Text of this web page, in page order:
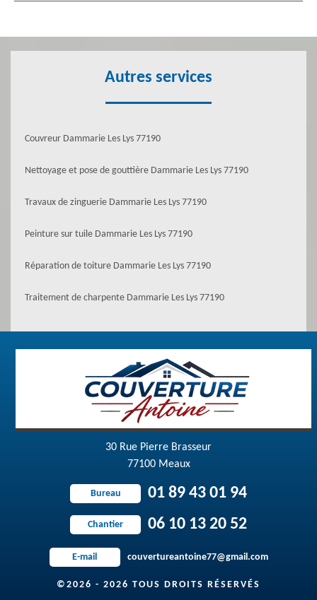
Autres services
Couvreur Dammarie Les Lys 77190
Nettoyage et pose de gouttière Dammarie Les Lys 77190
Travaux de zinguerie Dammarie Les Lys 77190
Peinture sur tuile Dammarie Les Lys 77190
Réparation de toiture Dammarie Les Lys 77190
Traitement de charpente Dammarie Les Lys 77190
30 Rue Pierre Brasseur
77100 Meaux
Bureau 01 89 43 01 94
Chantier 06 10 13 20 52
E-mail couvertureantoine77@gmail.com
©2026 - 2026 TOUS DROITS RÉSERVÉS